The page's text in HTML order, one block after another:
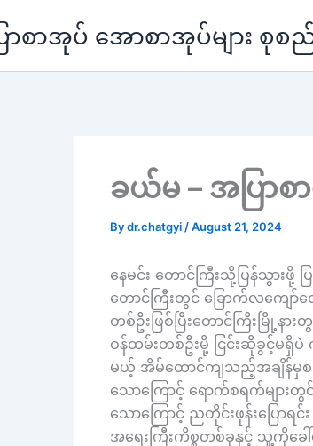
စာအုပ် အောစာအုပ်များ စုစ
ခယ်မ – အပြာစ
Bydr.chatgyi /August 21, 2024
နေမင်း တောင်ကြီးသို့ပြန်သွားဖို့
တောင်ကြီးတွင် ခြောက်လကျော်
တစ်ဦးဖြစ်ပြီးတောင်ကြီးမြို့န
ဝန်ထမ်းတစ်ဦးမို့ ငြင်းဆိုခွင့်မရှိ
မယ့် အိမ်ထောင်ကျသည့်အချိန်မှစ
သောကြောင့် ရောက်စရက်မျာ
သောကြောင့် ညတိုင်းဖုန်းပြောရ
အရေးကြီးကိစ္စတစ်ခုနှင့် သူ့ကိုခ